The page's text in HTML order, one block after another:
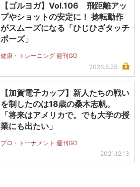
【ゴルヨガ】Vol.106 飛距離アッ
プやショットの安定に！ 捻転動作
がスムーズになる「ひじひざタッチ
ポーズ」
健康・トレーニング 週刊GD
2026.6.25
【加賀電子カップ】新人たちの戦い
を制したのは18歳の桑木志帆。
「将来はアメリカで。でも大学の授
業にも出たい」
プロ・トーナメント 週刊GD
2021.12.13